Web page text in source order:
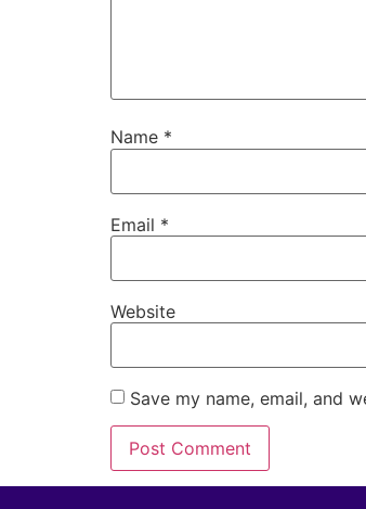
Name *
Email *
Website
Save my name, email, and